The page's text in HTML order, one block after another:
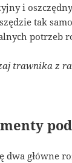
i
tak
potrzeb
trawnika z
dwa główne